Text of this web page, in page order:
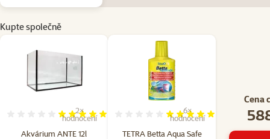
Kupte společně
Akvárium ANTE 12l
Hodnocení 100%, počet hodnocení: 2
2×
hodnocení
TETRA Betta Aqua Safe
Hodnocení 97%, počet
6×
hodnocení
Cena